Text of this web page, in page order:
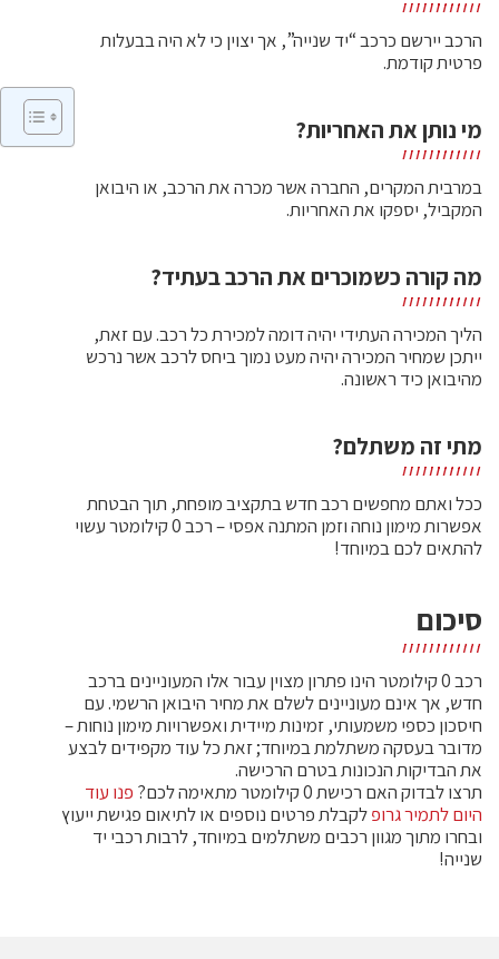
הרכב יירשם כרכב “יד שנייה”, אך יצוין כי לא היה בבעלות
פרטית קודמת.
מי נותן את האחריות?
במרבית המקרים, החברה אשר מכרה את הרכב, או היבואן
המקביל, יספקו את האחריות.
מה קורה כשמוכרים את הרכב בעתיד?
הליך המכירה העתידי יהיה דומה למכירת כל רכב. עם זאת,
ייתכן שמחיר המכירה יהיה מעט נמוך ביחס לרכב אשר נרכש
מהיבואן כיד ראשונה.
מתי זה משתלם?
ככל ואתם מחפשים רכב חדש בתקציב מופחת, תוך הבטחת
אפשרות מימון נוחה וזמן המתנה אפסי – רכב 0 קילומטר עשוי
להתאים לכם במיוחד!
סיכום
רכב 0 קילומטר הינו פתרון מצוין עבור אלו המעוניינים ברכב
חדש, אך אינם מעוניינים לשלם את מחיר היבואן הרשמי. עם
חיסכון כספי משמעותי, זמינות מיידית ואפשרויות מימון נוחות –
מדובר בעסקה משתלמת במיוחד; זאת כל עוד מקפידים לבצע
את הבדיקות הנכונות בטרם הרכישה.
תרצו לבדוק האם רכישת 0 קילומטר מתאימה לכם?
פנו עוד
היום לתמיר גרופלקבלת פרטים נוספים או לתיאום פגישת ייעוץ
ובחרו מתוך מגוון רכבים משתלמים במיוחד, לרבות רכבי יד
שנייה!